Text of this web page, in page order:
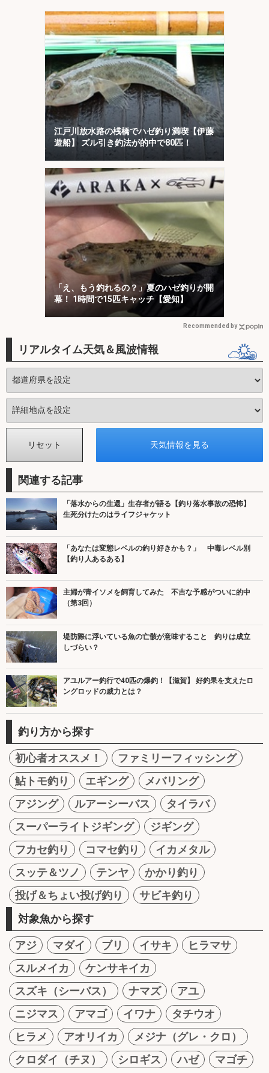
江戸川放水路の桟橋でハゼ釣り満喫【伊藤
遊船】 ズル引き釣法が的中で80匹！
「え、もう釣れるの？」夏のハゼ釣りが開
幕！ 1時間で15匹キャッチ【愛知】
Recommended by
リアルタイム天気＆風波情報
関連する記事
「落水からの生還」生存者が語る【釣り落水事故の恐怖】
生死分けたのはライフジャケット
「あなたは変態レベルの釣り好きかも？」 中毒レベル別
【釣り人あるある】
主婦が青イソメを飼育してみた 不吉な予感がついに的中
（第3回）
堤防際に浮いている魚の亡骸が意味すること 釣りは成立
しづらい？
アユルアー釣行で40匹の爆釣！【滋賀】 好釣果を支えたロ
ングロッドの威力とは？
釣り方から探す
初心者オススメ！
ファミリーフィッシング
鮎トモ釣り
エギング
メバリング
アジング
ルアーシーバス
タイラバ
スーパーライトジギング
ジギング
フカセ釣り
コマセ釣り
イカメタル
スッテ＆ツノ
テンヤ
かかり釣り
投げ＆ちょい投げ釣り
サビキ釣り
対象魚から探す
アジ マダイ ブリ イサキ
ヒラマサ
スルメイカ
ケンサキイカ
スズキ（シーバス）
ナマズ
アユ
ニジマス
アマゴ イワナ
タチウオ
ヒラメ
アオリイカ
メジナ（グレ・クロ）
クロダイ（チヌ）
シロギス ハゼ
マゴチ